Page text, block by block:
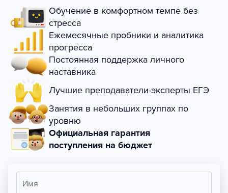
Обучение в комфортном темпе без
стресса
Ежемесячные пробники и аналитика
прогресса
Постоянная поддержка личного
наставника
Лучшие преподаватели-эксперты ЕГЭ
Занятия в небольших группах по
уровню
Официальная гарантия
поступления на бюджет
Имя